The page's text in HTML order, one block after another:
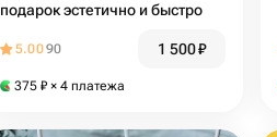
подарок эстетично и быстро
5.0090 1 500₽
375 ₽ × 4 платежа